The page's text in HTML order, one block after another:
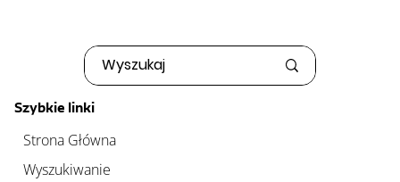
Szybkie linki
Strona Główna
Wyszukiwanie